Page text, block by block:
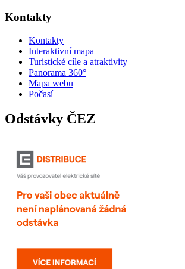
Kontakty
Kontakty
Interaktivní mapa
Turistické cíle a atraktivity
Panorama 360°
Mapa webu
Počasí
Odstávky ČEZ